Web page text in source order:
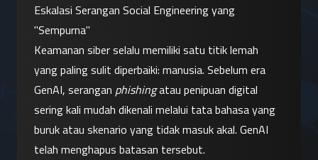
Eskalasi Serangan Social Engineering yang
"Sempurna"
Keamanan siber selalu memiliki satu titik lemah
yang paling sulit diperbaiki: manusia. Sebelum era
GenAI, serangan phishing atau penipuan digital
sering kali mudah dikenali melalui tata bahasa yang
buruk atau skenario yang tidak masuk akal. GenAI
telah menghapus batasan tersebut.